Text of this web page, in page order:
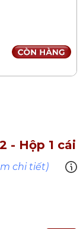
- Hộp 1 cái
chi tiết)